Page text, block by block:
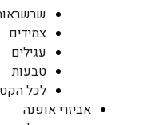
צמידים
עגילים
טבעות
לכל
אביזרי אופנה